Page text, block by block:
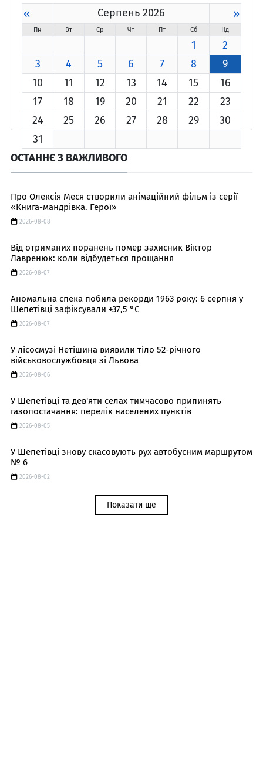
« Серпень 2026 »
Пн Вт Ср Чт Пт Сб Нд
1
2
3
4 5 6 7 8
9
10
11 12 13 14 15
16
17
18 19 20 21 22
23
24
25 26 27 28 29
30
31
ОСТАННЄ З ВАЖЛИВОГО
Про Олексія Меся створили анімаційний фільм із серії
«Книга-мандрівка. Герої»
2026-08-08
Від отриманих поранень помер захисник Віктор
Лавренюк: коли відбудеться прощання
2026-08-07
Аномальна спека побила рекорди 1963 року: 6 серпня у
Шепетівці зафіксували +37,5 °C
2026-08-07
У лісосмузі Нетішина виявили тіло 52-річного
військовослужбовця зі Львова
2026-08-06
У Шепетівці та дев'яти селах тимчасово припинять
газопостачання: перелік населених пунктів
2026-08-05
У Шепетівці знову скасовують рух автобусним маршрутом
№ 6
2026-08-02
Показати ще